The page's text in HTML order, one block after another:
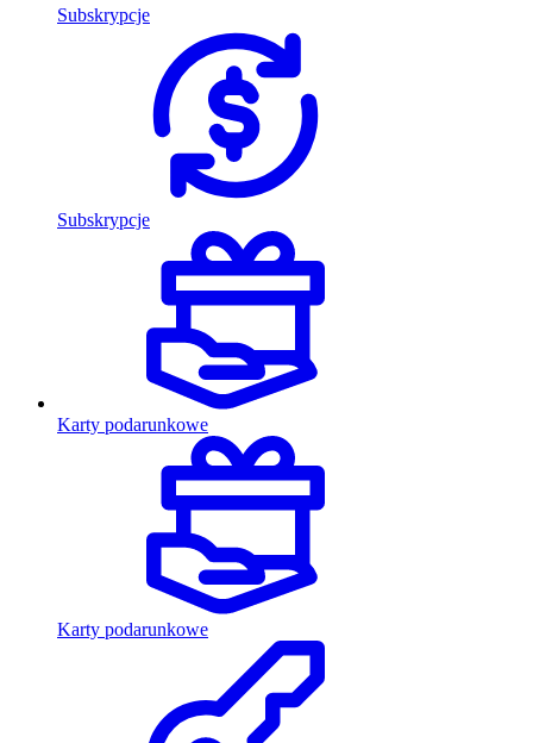
Subskrypcje
Subskrypcje
Karty podarunkowe
Karty podarunkowe